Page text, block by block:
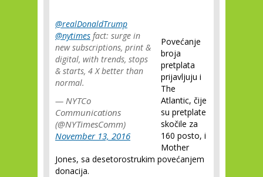
@realDonaldTrump
@nytimes fact: surge in
new subscriptions, print &
digital, with trends, stops
& starts, 4 X better than
normal.
— NYTCo
Communications
(@NYTimesComm)
November 13, 2016
Povećanje
broja
pretplata
prijavljuju i
The
Atlantic, čije
su pretplate
skočile za
160 posto, i
Mother
Jones, sa desetorostrukim povećanjem
donacija.